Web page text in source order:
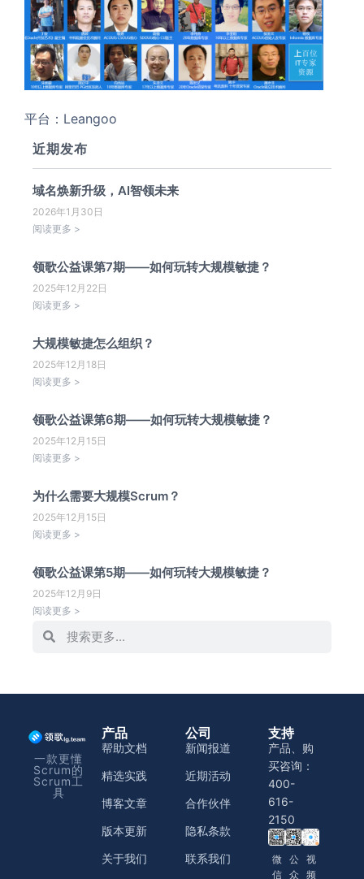
平台：Leangoo
近期发布
域名焕新升级，AI智领未来
2026年1月30日
阅读更多 >
领歌公益课第7期——如何玩转大规模敏捷？
2025年12月22日
阅读更多 >
大规模敏捷怎么组织？
2025年12月18日
阅读更多 >
领歌公益课第6期——如何玩转大规模敏捷？
2025年12月15日
阅读更多 >
为什么需要大规模Scrum？
2025年12月15日
阅读更多 >
领歌公益课第5期——如何玩转大规模敏捷？
2025年12月9日
阅读更多 >
一款更懂
Scrum的
Scrum工
具
产品
帮助文档
精选实践
博客文章
版本更新
关于我们
公司
新闻报道
近期活动
合作伙伴
隐私条款
联系我们
支持
产品、购
买咨询：
400-
616-
2150
微
信
公
众
视
频